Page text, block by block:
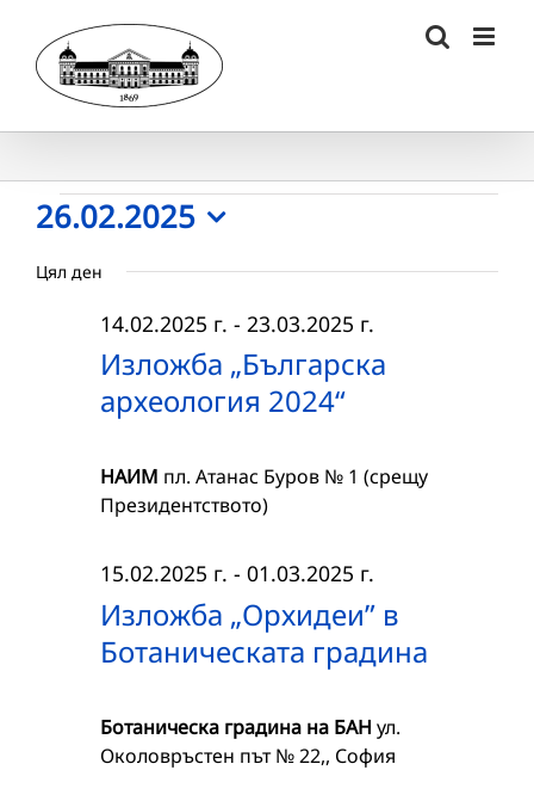
content
Събития
for
26.02.2025
26.02.2025
date.
Цял ден
Изложба „Българска
археология 2024“
14.02.2025 г. - 23.03.2025 г.
НАИМ пл. Атанас Буров № 1 (срещу
Президентството)
Изложба „Орхидеи” в
Ботаническата градина
15.02.2025 г. - 01.03.2025 г.
Ботаническа градина на БАН ул.
Околовръстен път № 22,, София